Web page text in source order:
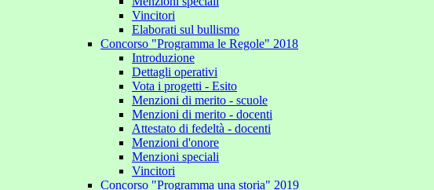
Vincitori
Elaborati sul bullismo
Concorso "Programma le Regole" 2018
Introduzione
Dettagli operativi
Vota i progetti - Esito
Menzioni di merito - scuole
Menzioni di merito - docenti
Attestato di fedeltà - docenti
Menzioni d'onore
Menzioni speciali
Vincitori
Concorso "Programma una storia" 2019